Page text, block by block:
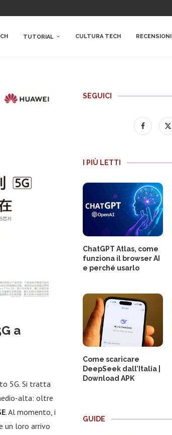
TUTORIAL CULTURA TECH RECENSIONI
a
5G. Si tratta
alta: oltre
. Al momento, i
un loro arrivo
SEGUICI
I PIÙ LETTI
ChatGPT Atlas, come
funziona il browser AI
e perché usarlo
Come scaricare
DeepSeek dall’Italia |
Download APK
GUIDE